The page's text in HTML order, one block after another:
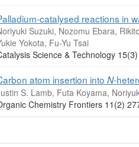
catalysed reactions in
Suzuki, Nozomu Ebara,
Yokota, Fu-Yu Tsai
Science & Technology
atom insertion into N-
S. Lamb, Futa Koyama,
Chemistry Frontiers 11(2)